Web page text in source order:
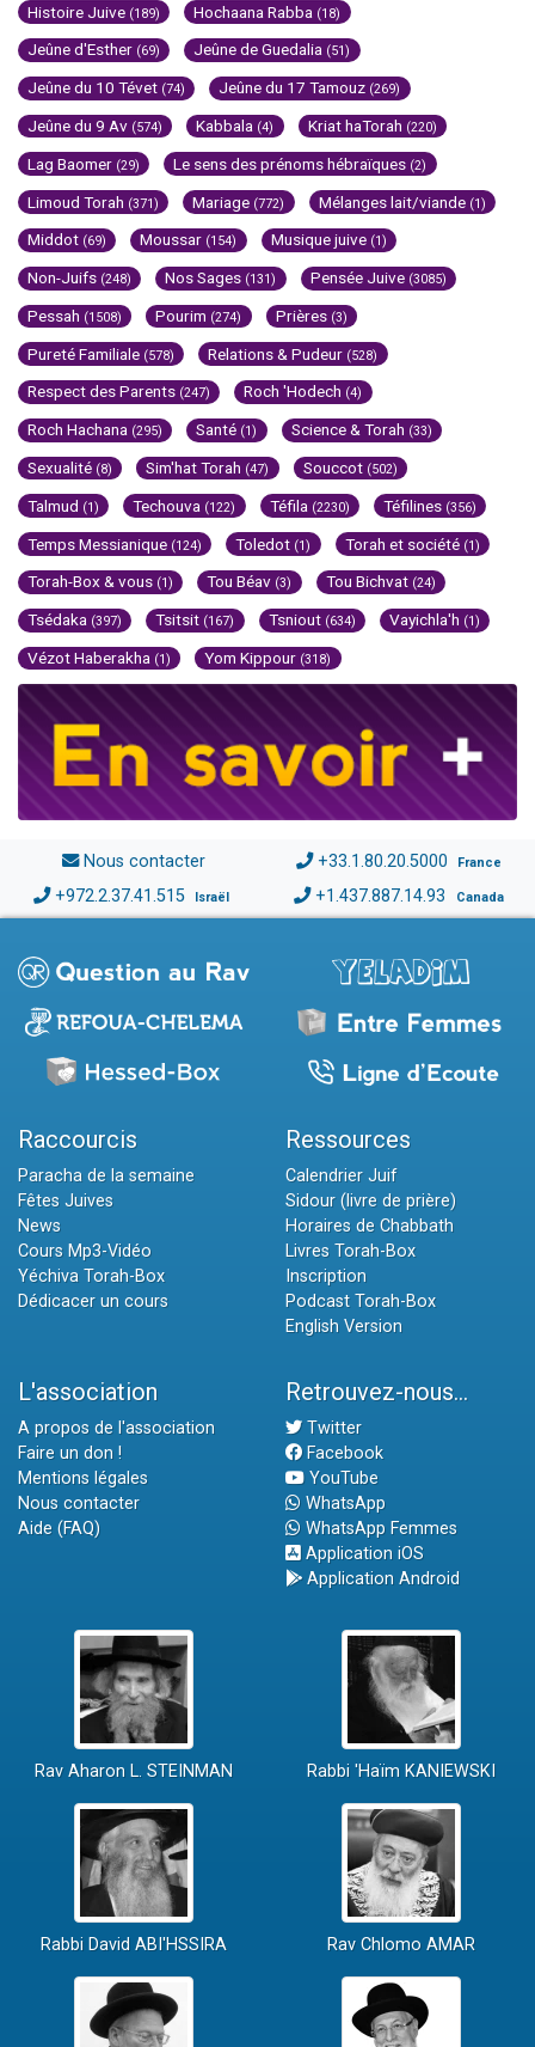
Histoire Juive (189) Hochaana Rabba (18)
Jeûne d'Esther (69) Jeûne de Guedalia (51)
Jeûne du 10 Tévet (74) Jeûne du 17 Tamouz (269)
Jeûne du 9 Av (574) Kabbala (4) Kriat haTorah (220)
Lag Baomer (29) Le sens des prénoms hébraïques (2)
Limoud Torah (371) Mariage (772) Mélanges lait/viande (1)
Middot (69) Moussar (154) Musique juive (1)
Non-Juifs (248) Nos Sages (131) Pensée Juive (3085)
Pessah (1508) Pourim (274) Prières (3)
Pureté Familiale (578) Relations & Pudeur (528)
Respect des Parents (247) Roch 'Hodech (4)
Roch Hachana (295) Santé (1) Science & Torah (33)
Sexualité (8) Sim'hat Torah (47) Souccot (502)
Talmud (1) Techouva (122) Téfila (2230) Téfilines (356)
Temps Messianique (124) Toledot (1) Torah et société (1)
Torah-Box & vous (1) Tou Béav (3) Tou Bichvat (24)
Tsédaka (397) Tsitsit (167) Tsniout (634) Vayichla'h (1)
Vézot Haberakha (1) Yom Kippour (318)
Nous contacter +33.1.80.20.5000 France
+972.2.37.41.515 Israël +1.437.887.14.93 Canada
Raccourcis
Paracha de la semaine
Fêtes Juives
News
Cours Mp3-Vidéo
Yéchiva Torah-Box
Dédicacer un cours
Ressources
Calendrier Juif
Sidour (livre de prière)
Horaires de Chabbath
Livres Torah-Box
Inscription
Podcast Torah-Box
English Version
L'association
A propos de l'association
Faire un don !
Mentions légales
Nous contacter
Aide (FAQ)
Retrouvez-nous...
Twitter
Facebook
YouTube
WhatsApp
WhatsApp Femmes
Application iOS
Application Android
Rav Aharon L. STEINMAN Rabbi 'Haïm KANIEWSKI
Rabbi David ABI'HSSIRA Rav Chlomo AMAR